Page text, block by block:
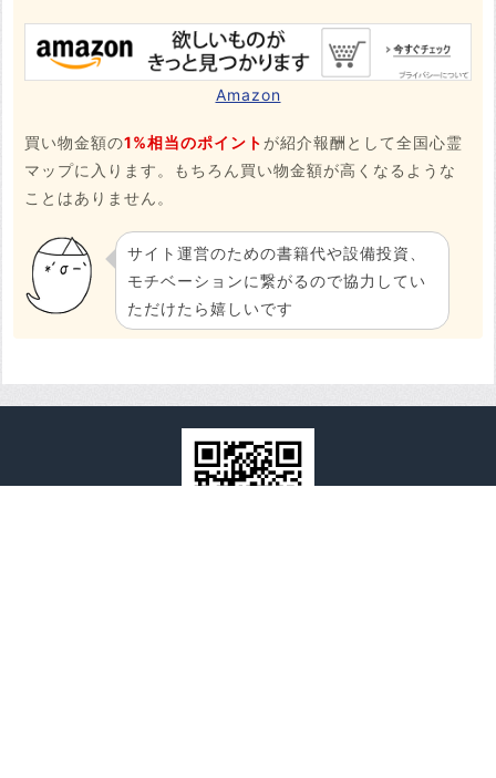
Amazon
買い物金額の1%相当のポイント が紹介報酬として全国心霊
マップに入ります。もちろん買い物金額が高くなるような
ことはありません。
サイト運営のための書籍代や設備投資、
モチベーションに繋がるので協力してい
ただけたら嬉しいです